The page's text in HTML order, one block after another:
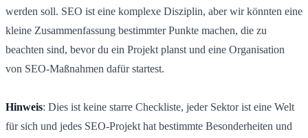
werden soll. SEO ist eine komplexe Disziplin, aber wir könnten eine
kleine Zusammenfassung bestimmter Punkte machen, die zu
beachten sind, bevor du ein Projekt planst und eine Organisation
von SEO-Maßnahmen dafür startest.
Hinweis: Dies ist keine starre Checkliste, jeder Sektor ist eine Welt
für sich und jedes SEO-Projekt hat bestimmte Besonderheiten und